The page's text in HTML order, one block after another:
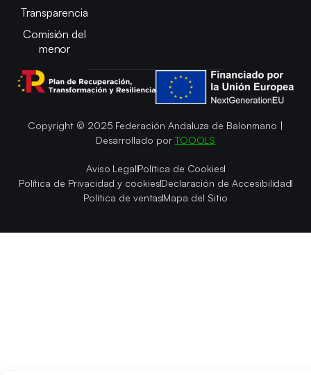
Transparencia
Comisión del
menor
Copyright © 2025 Federación Andaluza de Balonmano |
Desarrollado por TOOOLS
Aviso LegalPolítica de Cookies
Política de Privacidad y cookiesDeclaración de Accesibilidad
Política de ventasMapa del Sitio